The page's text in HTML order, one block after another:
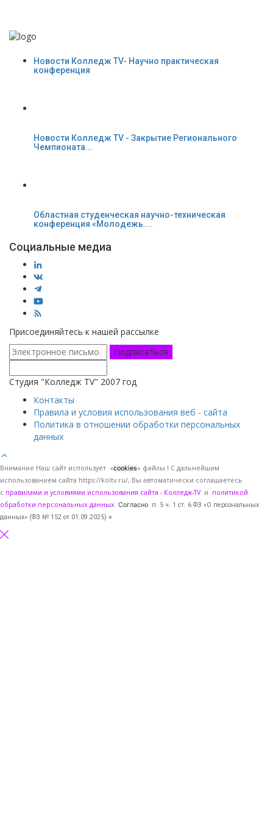
Новости Колледж TV- Научно практическая
конференция
Новости Колледж TV - Закрытие Регионального
Чемпионата...
Областная студенческая научно-техническая
конференция «Молодежь....
Социальные медиа
Присоединяйтесь к нашей рассылке
Подписаться
Студия "Колледж TV" 2007 год
Контакты
Правила и условия использования веб - сайта
Политика в отношении обработки персональных
данных
Внимание Наш сайт использует «cookies» файлы.! С дальнейшим
использованием сайта https://koltv.ru/, Вы автоматически соглашаетесь
с правилами и условиями использования сайта - Колледж-TV и политикой
обработки персональных данных. Согласно п. 5 ч. 1 ст. 6 ФЗ «О персональных
данных» (ФЗ № 152 от 01.09.2025) »